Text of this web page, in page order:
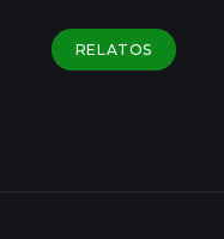
RELATOS